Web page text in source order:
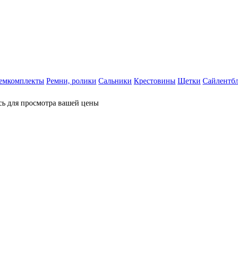
Ремни, ролики Сальники Крестовины Щетки
для просмотра вашей цены